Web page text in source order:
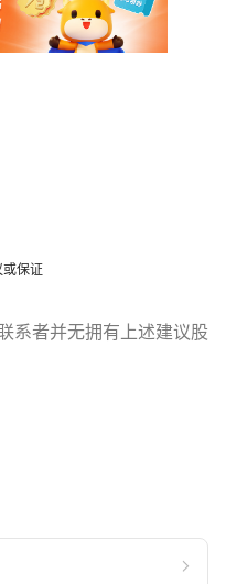
或保证
系者并无拥有上述建议股